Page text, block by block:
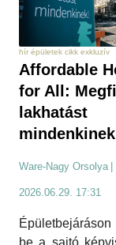
hír épületek cikk exkluzív
Affordable
for All:
lakhatást
Ware-Nagy Orsolya |
2026.06.29. 17:31
be a sajtó